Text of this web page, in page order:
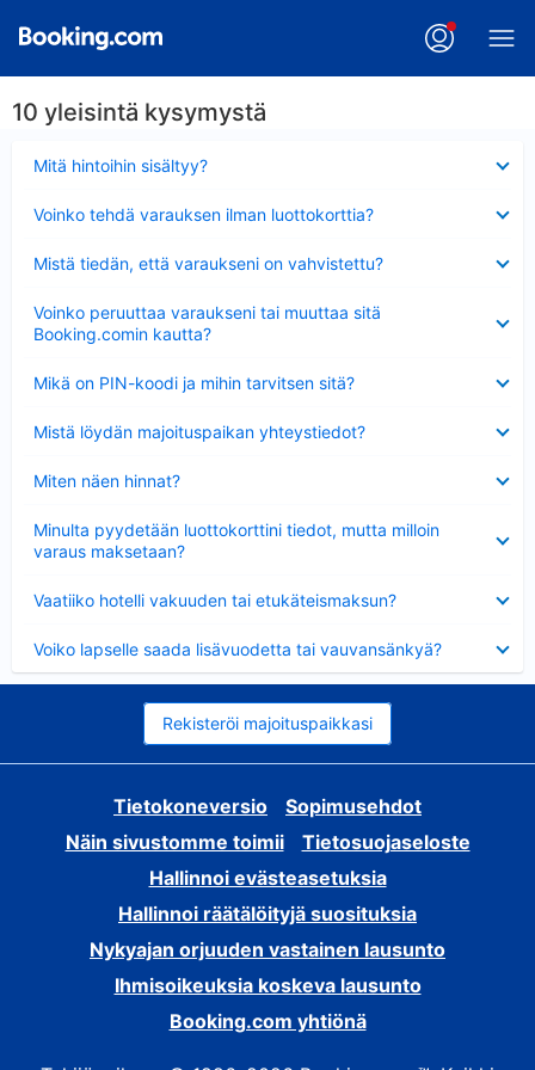
10 yleisintä kysymystä
Mitä hintoihin sisältyy?
Voinko tehdä varauksen ilman luottokorttia?
Mistä tiedän, että varaukseni on vahvistettu?
Voinko peruuttaa varaukseni tai muuttaa sitä
Booking.comin kautta?
Mikä on PIN-koodi ja mihin tarvitsen sitä?
Mistä löydän majoituspaikan yhteystiedot?
Miten näen hinnat?
Minulta pyydetään luottokorttini tiedot, mutta milloin
varaus maksetaan?
Vaatiiko hotelli vakuuden tai etukäteismaksun?
Voiko lapselle saada lisävuodetta tai vauvansänkyä?
Rekisteröi majoituspaikkasi
Tietokoneversio
Sopimusehdot
Näin sivustomme toimii
Tietosuojaseloste
Hallinnoi evästeasetuksia
Hallinnoi räätälöityjä suosituksia
Nykyajan orjuuden vastainen lausunto
Ihmisoikeuksia koskeva lausunto
Booking.com yhtiönä